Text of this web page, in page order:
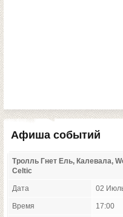
Афиша событий
Тролль Гнет Ель, Калевала,
Celtic
Дата 02
Время 17:00